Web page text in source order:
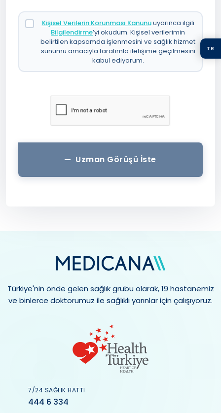
TR
Kişisel Verilerin Korunması Kanunuuyarınca ilgili
Bilgilendirme’yi okudum. Kişisel verilerimin
belirtilen kapsamda işlenmesini ve sağlık hizmet
sunumu amacıyla tarafımla iletişime geçilmesini
kabul ediyorum.
Uzman Görüşü İste
Türkiye'nin önde gelen sağlık grubu olarak, 19 hastanemiz
ve binlerce doktorumuz ile sağlıklı yarınlar için çalışıyoruz.
7/24 SAĞLIK HATTI
444 6 334